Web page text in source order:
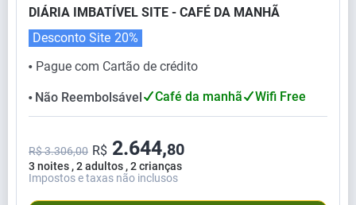
DIÁRIA IMBATÍVEL SITE - CAFÉ DA MANHÃ
⬤ Pague com Cartão de crédito
Desconto Site 20%
⬤ Não Reembolsável Café da manhã Wifi Free
3 noites , 2 adultos , 2 crianças
R$ 3.306,00 R$ 2.644,80
Impostos e taxas não inclusos